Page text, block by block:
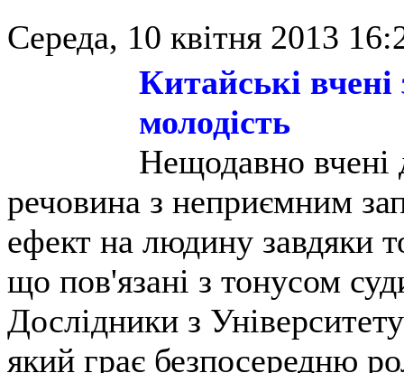
Середа, 10 квітня 2013
Китайські
молодість
Нещодавно вчені
речовина з неприємним
ефект на людину завдяки
що пов'язані з тонусом
Дослідники з
який грає безпосередню